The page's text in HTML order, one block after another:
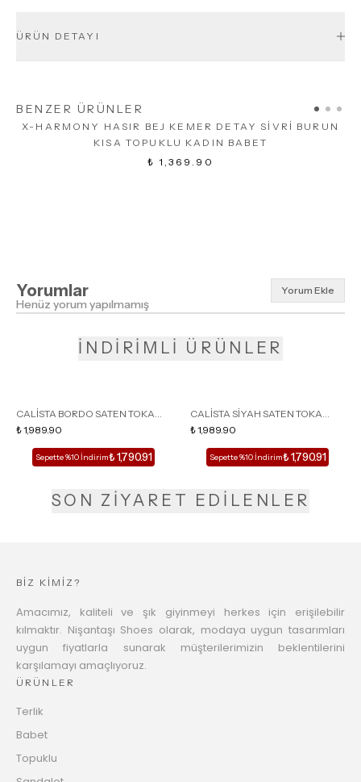
ÜRÜN DETAYI
BENZER ÜRÜNLER
X-HARMONY HASIR BEJ KEMER DETAY SİVRİ BURUN
KISA TOPUKLU KADIN BABET
₺ 1,369.90
Yorumlar Yorum Ekle
Henüz yorum yapılmamış
İNDİRİMLİ ÜRÜNLER
CALİSTA BORDO SATEN TOKA
DETAY SİVRİ BURUN KADIN
TOPUKLU TERLİK
₺ 1,989.90
Sepette %10 İndirim₺ 1,790.91
CALİSTA SİYAH SATEN TOKA
DETAY SİVRİ BURUN KADIN
TOPUKLU TERLİK
₺ 1,989.90
Sepette %10 İndirim₺ 1,790.91
SON ZİYARET EDİLENLER
BİZ KİMİZ?
Amacımız, kaliteli ve şık giyinmeyi herkes için erişilebilir
kılmaktır. Nişantaşı Shoes olarak, modaya uygun tasarımları
uygun fiyatlarla sunarak müşterilerimizin beklentilerini
karşılamayı amaçlıyoruz.
ÜRÜNLER
Terlik
Babet
Topuklu